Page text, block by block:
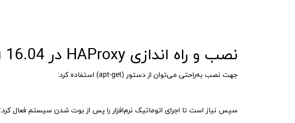
نصب و راه اندازی HAProxy در Ubuntu 16.04
جهت نصب به‌راحتی می‌توان از دستور (apt-get) استفاده کرد:
سپس نیاز است تا اجرای اتوماتیک نرم‌افزار را پس از بوت شدن سیستم فعال کرد: